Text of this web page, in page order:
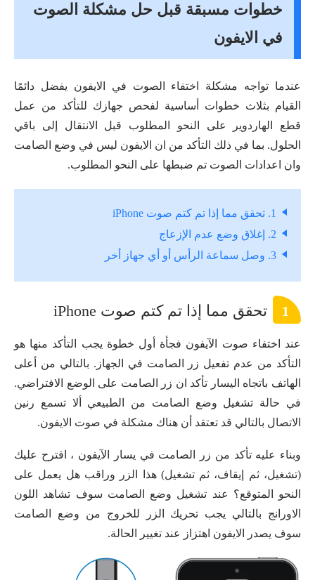
خطوات مسبقة قبل حل مشكلة الصوت
في الايفون
عندما تواجه مشكلة اختفاء الصوت في الايفون يفضل دائمًا
القيام بثلاث خطوات أساسية لفحص جهازك للتأكد من عمل
قطع الهاردوير على النحو المطلوب قبل الانتقال إلى باقي
الحلول. بما في ذلك التأكد من ان الايفون ليس في وضع الصامت
وان اعدادات الصوت تم ضبطها على النحو المطلوب.
1. تحقق مما إذا تم كتم صوت iPhone
2. إغلاق وضع عدم الإزعاج
3. وصل سماعة الرأس أو أي جهاز أخر
1 تحقق مما إذا تم كتم صوت iPhone
عند اختفاء صوت الآيفون فجأة أول خطوة يجب التأكد منها هو
التأكد من عدم تفعيل زر الصامت في الجهاز. بالتالي من أعلى
الهاتف باتجاه اليسار تأكد ان زر الصامت على الوضع الافتراضي.
في حالة تشغيل وضع الصامت من الطبيعي ألا تسمع رنين
الاتصال بالتالي قد تعتقد أن هناك مشكلة في صوت الايفون.
وبناء عليه تأكد من زر الصامت في يسار الآيفون ، اقترح عليك
(تشغيل، ثم إيقاف، ثم تشغيل) هذا الزر وراقب هل يعمل على
النحو المتوقع؟ عند تشغيل وضع الصامت سوف تشاهد اللون
الاورانج بالتالي يجب تحريك الزر للخروج من وضع الصامت
سوف يصدر الايفون اهتزاز عند تغيير الحالة.